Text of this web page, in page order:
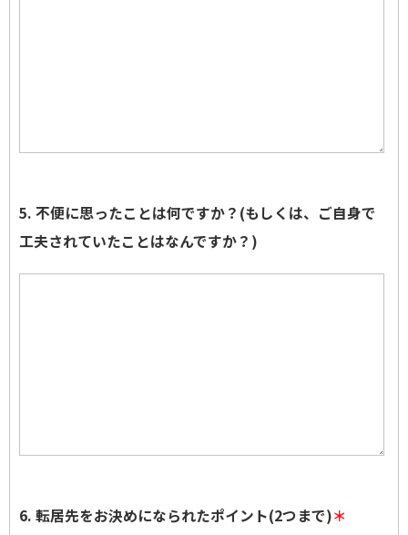
5. 不便に思ったことは何ですか？(もしくは、ご自身で
工夫されていたことはなんですか？)
6. 転居先をお決めになられたポイント(2つまで)